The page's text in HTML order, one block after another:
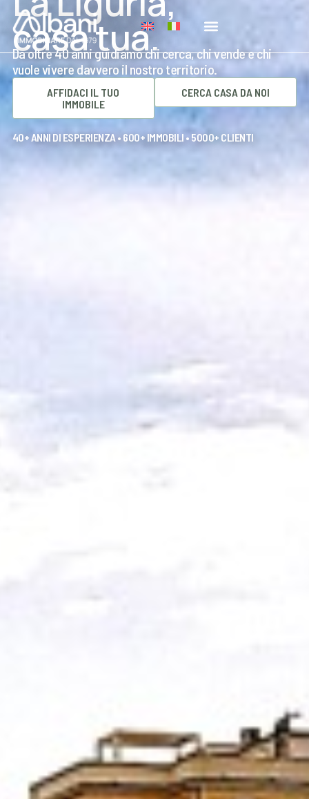
casa tua.
Da oltre 40 anni guidiamo chi cerca, chi vende e chi
vuole vivere davvero il nostro territorio.
AFFIDACI IL TUO
IMMOBILE
CERCA CASA DA NOI
40+ ANNI DI ESPERIENZA • 600+ IMMOBILI • 5000+ CLIENTI